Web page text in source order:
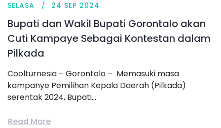
SELASA 24 SEP 2024
Bupati dan Wakil Bupati Gorontalo akan
Cuti Kampaye Sebagai Kontestan dalam
Pilkada
Coolturnesia – Gorontalo – Memasuki masa
kampanye Pemilihan Kepala Daerah (Pilkada)
serentak 2024, Bupati...
Read More